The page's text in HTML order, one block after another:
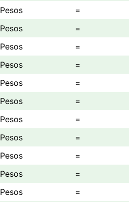
=
=
=
=
=
=
=
=
=
=
=